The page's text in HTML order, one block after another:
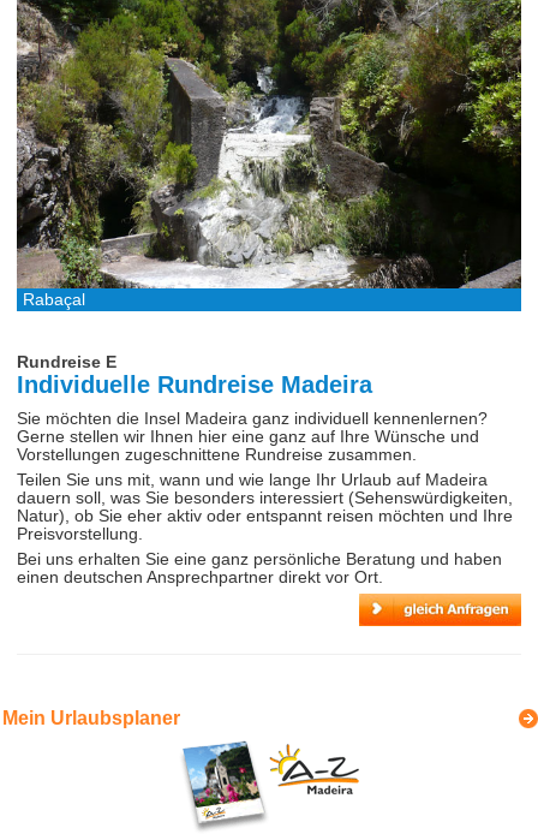
Rabaçal
Rundreise E
Individuelle Rundreise Madeira
Sie möchten die Insel Madeira ganz individuell kennenlernen?
Gerne stellen wir Ihnen hier eine ganz auf Ihre Wünsche und
Vorstellungen zugeschnittene Rundreise zusammen.
Teilen Sie uns mit, wann und wie lange Ihr Urlaub auf Madeira
dauern soll, was Sie besonders interessiert (Sehenswürdigkeiten,
Natur), ob Sie eher aktiv oder entspannt reisen möchten und Ihre
Preisvorstellung.
Bei uns erhalten Sie eine ganz persönliche Beratung und haben
einen deutschen Ansprechpartner direkt vor Ort.
Mein Urlaubsplaner